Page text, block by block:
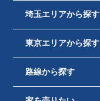
埼玉エリアから探す
東京エリアから探す
路線から探す